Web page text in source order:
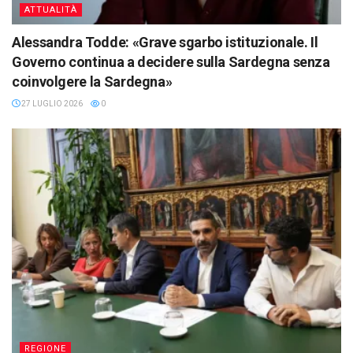
ATTUALITÀ
Alessandra Todde: «Grave sgarbo istituzionale. Il
Governo continua a decidere sulla Sardegna senza
coinvolgere la Sardegna»
27 LUGLIO 2026 0
REGIONE